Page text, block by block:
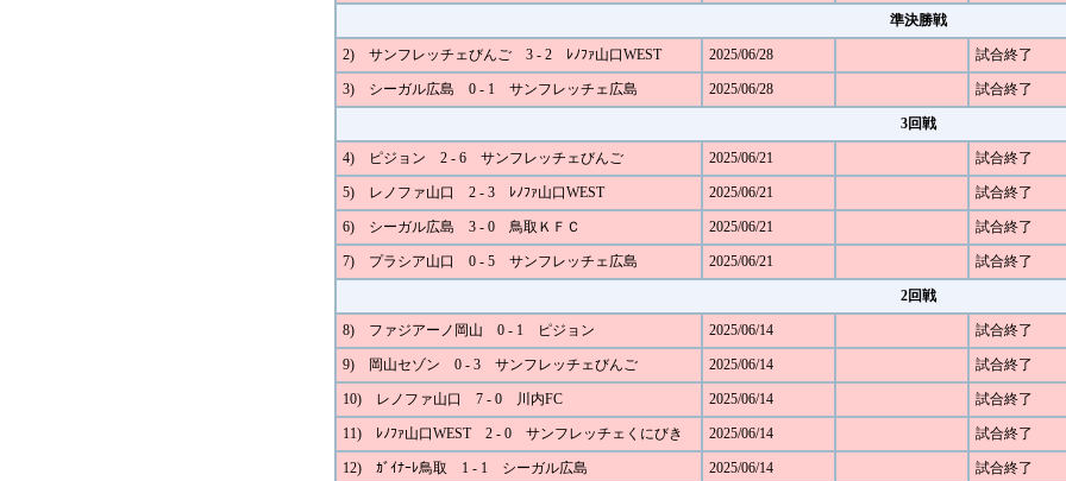
準決勝戦
2) サンフレッチェびんご 3 - 2 ﾚﾉﾌｧ山口WEST 2025/06/28 試合終了
3) シーガル広島 0 - 1 サンフレッチェ広島 2025/06/28 試合終了
3回戦
4) ピジョン 2 - 6 サンフレッチェびんご 2025/06/21 試合終了
5) レノファ山口 2 - 3 ﾚﾉﾌｧ山口WEST 2025/06/21 試合終了
6) シーガル広島 3 - 0 鳥取ＫＦＣ 2025/06/21 試合終了
7) プラシア山口 0 - 5 サンフレッチェ広島 2025/06/21 試合終了
2回戦
8) ファジアーノ岡山 0 - 1 ピジョン 2025/06/14 試合終了
9) 岡山セゾン 0 - 3 サンフレッチェびんご 2025/06/14 試合終了
10) レノファ山口 7 - 0 川内FC 2025/06/14 試合終了
11) ﾚﾉﾌｧ山口WEST 2 - 0 サンフレッチェくにびき 2025/06/14 試合終了
12) ｶﾞｲﾅｰﾚ鳥取 1 - 1 シーガル広島 2025/06/14 試合終了